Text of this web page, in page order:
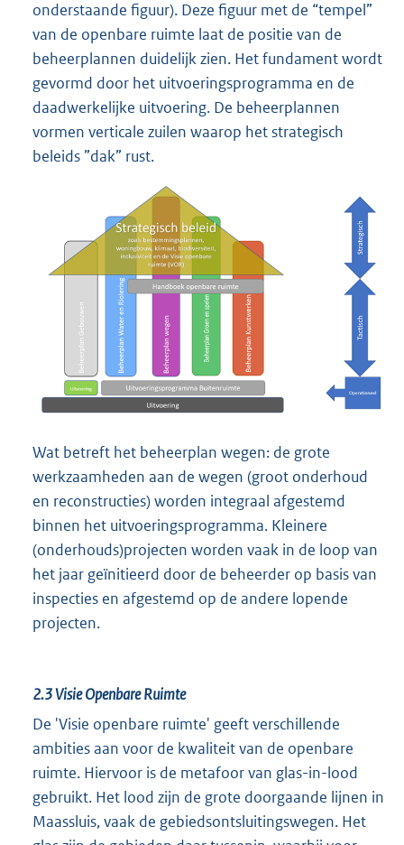
onderstaande figuur). Deze figuur met de “tempel”
van de openbare ruimte laat de positie van de
beheerplannen duidelijk zien. Het fundament wordt
gevormd door het uitvoeringsprogramma en de
daadwerkelijke uitvoering. De beheerplannen
vormen verticale zuilen waarop het strategisch
beleids ”dak” rust.
Wat betreft het beheerplan wegen: de grote
werkzaamheden aan de wegen (groot onderhoud
en reconstructies) worden integraal afgestemd
binnen het uitvoeringsprogramma. Kleinere
(onderhouds)projecten worden vaak in de loop van
het jaar geïnitieerd door de beheerder op basis van
inspecties en afgestemd op de andere lopende
projecten.
2.3Visie Openbare Ruimte
De 'Visie openbare ruimte' geeft verschillende
ambities aan voor de kwaliteit van de openbare
ruimte. Hiervoor is de metafoor van glas-in-lood
gebruikt. Het lood zijn de grote doorgaande lijnen in
Maassluis, vaak de gebiedsontsluitingswegen. Het